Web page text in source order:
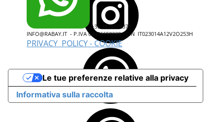
+39 3474129371
INFO@RABAY.IT - P.IVA 04486650239 - ​CIN ​ IT023014A12V2O253H
PRIVACY POLICY - COOKIE
Informativa sulla raccolta
Le tue preferenze relative alla privacy